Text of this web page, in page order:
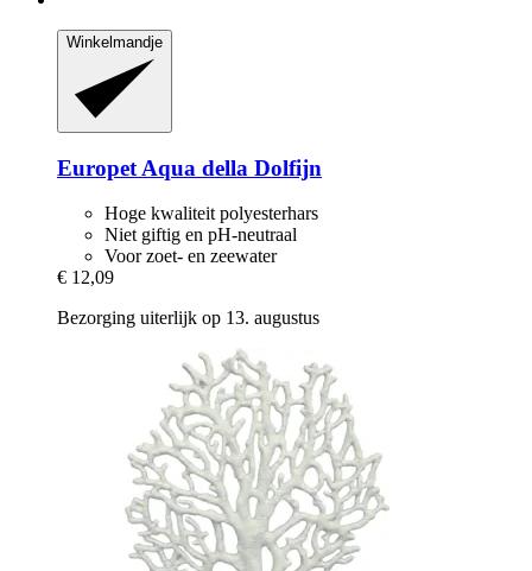
Winkelmandje
Europet Aqua della Dolfijn
Hoge kwaliteit polyesterhars
Niet giftig en pH-neutraal
Voor zoet- en zeewater
€ 12,09
Bezorging uiterlijk op 13. augustus